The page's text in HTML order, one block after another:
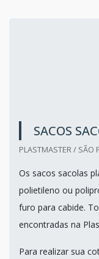
SACOS
PLASTMASTER / SÃO
Os sacos sacolas
polietileno ou
furo para cabide.
encontradas na
Para realizar sua